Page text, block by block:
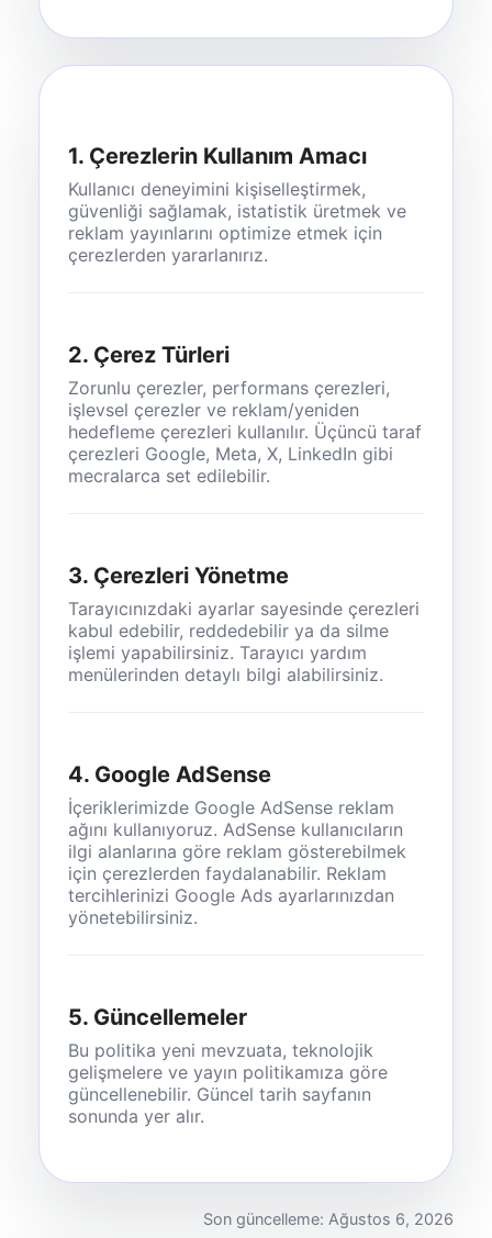
1. Çerezlerin Kullanım Amacı
Kullanıcı deneyimini kişiselleştirmek,
güvenliği sağlamak, istatistik üretmek ve
reklam yayınlarını optimize etmek için
çerezlerden yararlanırız.
2. Çerez Türleri
Zorunlu çerezler, performans çerezleri,
işlevsel çerezler ve reklam/yeniden
hedefleme çerezleri kullanılır. Üçüncü taraf
çerezleri Google, Meta, X, LinkedIn gibi
mecralarca set edilebilir.
3. Çerezleri Yönetme
Tarayıcınızdaki ayarlar sayesinde çerezleri
kabul edebilir, reddedebilir ya da silme
işlemi yapabilirsiniz. Tarayıcı yardım
menülerinden detaylı bilgi alabilirsiniz.
4. Google AdSense
İçeriklerimizde Google AdSense reklam
ağını kullanıyoruz. AdSense kullanıcıların
ilgi alanlarına göre reklam gösterebilmek
için çerezlerden faydalanabilir. Reklam
tercihlerinizi Google Ads ayarlarınızdan
yönetebilirsiniz.
5. Güncellemeler
Bu politika yeni mevzuata, teknolojik
gelişmelere ve yayın politikamıza göre
güncellenebilir. Güncel tarih sayfanın
sonunda yer alır.
Son güncelleme: Ağustos 6, 2026